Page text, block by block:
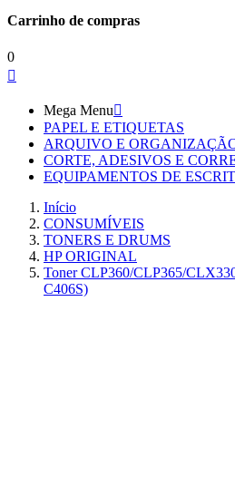
Carrinho de compras
0

Mega Menu
PAPEL E ETIQUETAS
ARQUIVO E
CORTE, ADESIVOS E
EQUIPAMENTOS DE
Início
CONSUMÍVEIS
TONERS E DRUMS
HP ORIGINAL
Toner CLP360/CLP365/
C406S)